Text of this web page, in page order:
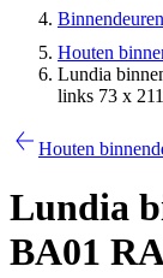
Binnendeuren
Houten
Lundia
links 73 x
Houten
Lundia
BA01